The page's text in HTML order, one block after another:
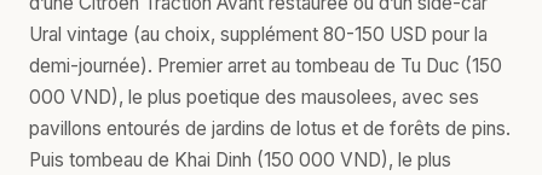
Ural vintage (au choix, supplément 80-150 USD pour la
demi-journée). Premier arret au tombeau de Tu Duc (150
000 VND), le plus poetique des mausolees, avec ses
pavillons entourés de jardins de lotus et de forêts de pins.
Puis tombeau de Khai Dinh (150 000 VND), le plus